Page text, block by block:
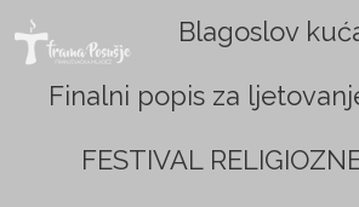
Skoči
glavni
Blagoslov
Finalni popis za
FESTIVAL